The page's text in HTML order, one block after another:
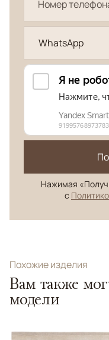
WhatsApp
Нажимая
с
Похожие изделия
Вам также
модели